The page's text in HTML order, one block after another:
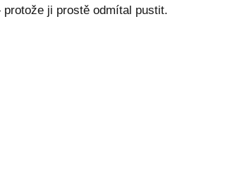
ji prostě odmítal pustit.